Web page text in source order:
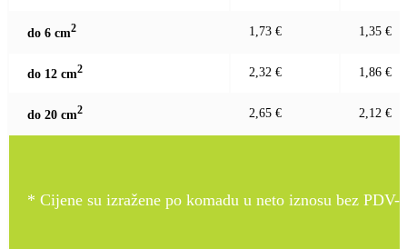
do 6 cm2 1,73 € 1,35 €
do 12 cm2 2,32 € 1,86 €
do 20 cm2 2,65 € 2,12 €
* Cijene su izražene po komadu u neto iznosu bez PDV-